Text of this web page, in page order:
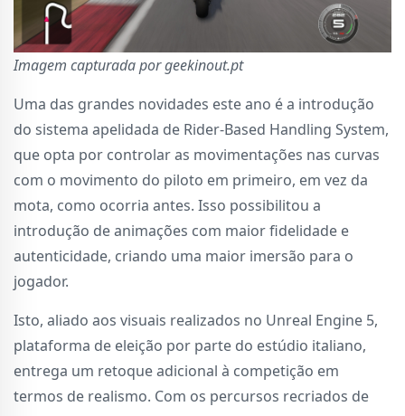
Imagem capturada por geekinout.pt
Uma das grandes novidades este ano é a introdução
do sistema apelidada de Rider-Based Handling System,
que opta por controlar as movimentações nas curvas
com o movimento do piloto em primeiro, em vez da
mota, como ocorria antes. Isso possibilitou a
introdução de animações com maior fidelidade e
autenticidade, criando uma maior imersão para o
jogador.
Isto, aliado aos visuais realizados no Unreal Engine 5,
plataforma de eleição por parte do estúdio italiano,
entrega um retoque adicional à competição em
termos de realismo. Com os percursos recriados de